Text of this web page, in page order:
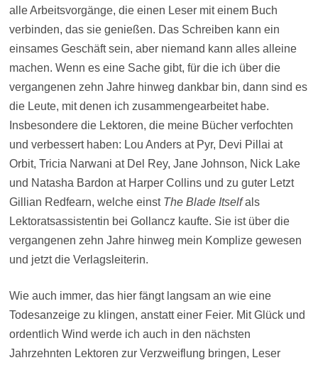
alle Arbeitsvorgänge, die einen Leser mit einem Buch
verbinden, das sie genießen. Das Schreiben kann ein
einsames Geschäft sein, aber niemand kann alles alleine
machen. Wenn es eine Sache gibt, für die ich über die
vergangenen zehn Jahre hinweg dankbar bin, dann sind es
die Leute, mit denen ich zusammengearbeitet habe.
Insbesondere die Lektoren, die meine Bücher verfochten
und verbessert haben: Lou Anders at Pyr, Devi Pillai at
Orbit, Tricia Narwani at Del Rey, Jane Johnson, Nick Lake
und Natasha Bardon at Harper Collins und zu guter Letzt
Gillian Redfearn, welche einst The Blade Itselfals
Lektoratsassistentin bei Gollancz kaufte. Sie ist über die
vergangenen zehn Jahre hinweg mein Komplize gewesen
und jetzt die Verlagsleiterin.
Wie auch immer, das hier fängt langsam an wie eine
Todesanzeige zu klingen, anstatt einer Feier. Mit Glück und
ordentlich Wind werde ich auch in den nächsten
Jahrzehnten Lektoren zur Verzweiflung bringen, Leser